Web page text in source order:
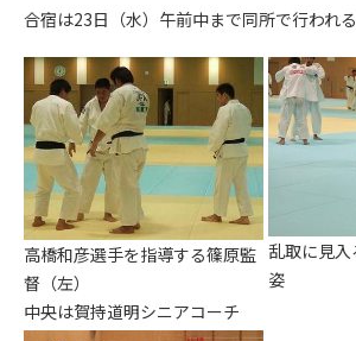
合宿は23日（水）午前中まで同所で行われる
高橋和彦選手を指導する篠原監
督（左）
中央は賀持道明シニアコーチ
乱取に見
姿